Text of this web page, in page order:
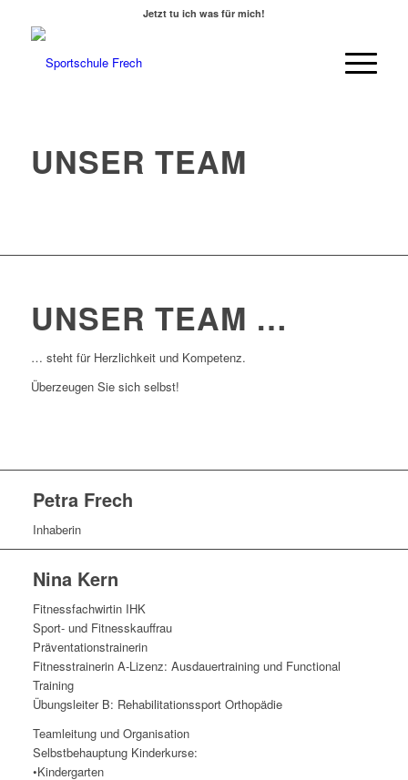
Jetzt tu ich was für mich!
UNSER TEAM
UNSER TEAM …
… steht für Herzlichkeit und Kompetenz.
Überzeugen Sie sich selbst!
Petra Frech
Inhaberin
Nina Kern
Fitnessfachwirtin IHK
Sport- und Fitnesskauffrau
Präventationstrainerin
Fitnesstrainerin A-Lizenz: Ausdauertraining und Functional
Training
Übungsleiter B: Rehabilitationssport Orthopädie
Teamleitung und Organisation
Selbstbehauptung Kinderkurse:
•Kindergarten